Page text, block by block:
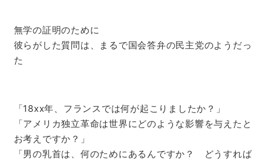
無学の証明のために
彼らがした質問は、まるで国会答弁の民主党のようだっ
た
「18xx年、フランスでは何が起こりましたか？」
「アメリカ独立革命は世界にどのような影響を与えたと
お考えですか？」
「男の乳首は、何のためにあるんですか？ どうすれば